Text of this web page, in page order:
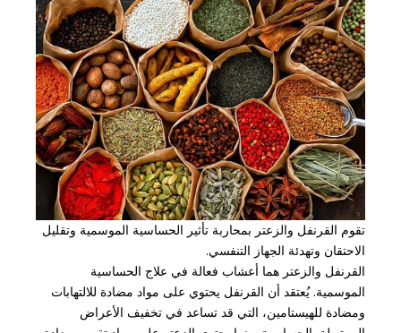
تقوم القرنفل والزعتر بمحاربة تأثير الحساسية الموسمية وتقليل
الاحتقان وتهدئة الجهاز التنفسي.
القرنفل والزعتر هما أعشاب فعالة في علاج الحساسية
الموسمية. يُعتقد أن القرنفل يحتوي على مواد مضادة للالتهابات
ومضادة للهيستامين، التي قد تساعد في تخفيف الأعراض